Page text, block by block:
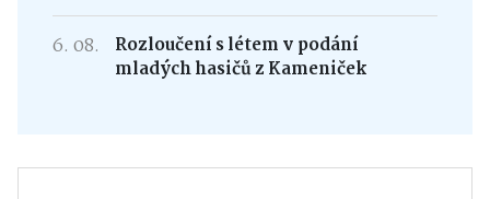
6. 08.
Rozloučení s létem v podání
mladých hasičů z Kameniček